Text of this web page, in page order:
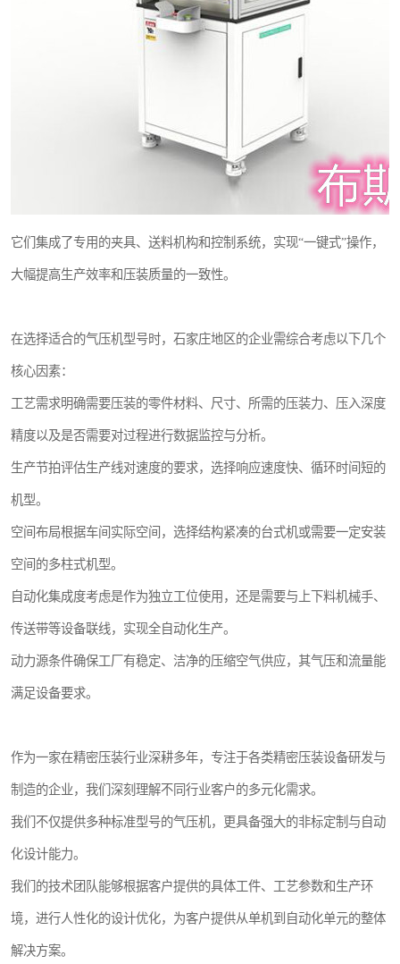
它们集成了专用的夹具、送料机构和控制系统，实现“一键式”操作，
大幅提高生产效率和压装质量的一致性。
在选择适合的气压机型号时，石家庄地区的企业需综合考虑以下几个
核心因素：
工艺需求明确需要压装的零件材料、尺寸、所需的压装力、压入深度
精度以及是否需要对过程进行数据监控与分析。
生产节拍评估生产线对速度的要求，选择响应速度快、循环时间短的
机型。
空间布局根据车间实际空间，选择结构紧凑的台式机或需要一定安装
空间的多柱式机型。
自动化集成度考虑是作为独立工位使用，还是需要与上下料机械手、
传送带等设备联线，实现全自动化生产。
动力源条件确保工厂有稳定、洁净的压缩空气供应，其气压和流量能
满足设备要求。
作为一家在精密压装行业深耕多年，专注于各类精密压装设备研发与
制造的企业，我们深刻理解不同行业客户的多元化需求。
我们不仅提供多种标准型号的气压机，更具备强大的非标定制与自动
化设计能力。
我们的技术团队能够根据客户提供的具体工件、工艺参数和生产环
境，进行人性化的设计优化，为客户提供从单机到自动化单元的整体
解决方案。